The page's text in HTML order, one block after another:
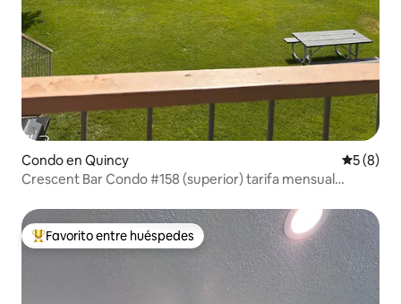
Condo en Quincy
5 (8)
Crescent Bar Condo #158 (superior) tarifa mensual
Favorito entre huéspedes preferido
Favorito entre huéspedes